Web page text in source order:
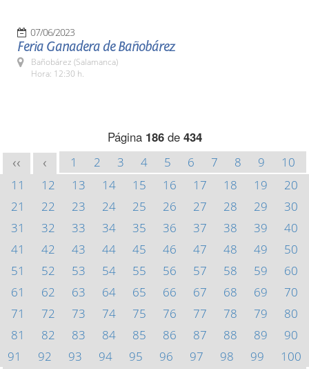
07/06/2023
Feria Ganadera de Bañobárez
Bañobárez (Salamanca)
Hora: 12:30 h.
Página 186de 434
<< < 1 2 3 4 5 6 7 8 9
10
11
12 13 14 15 16 17 18 19
20
21
22 23 24 25 26 27 28 29
30
31
32 33 34 35 36 37 38 39
40
41
42 43 44 45 46 47 48 49
50
51
52 53 54 55 56 57 58 59
60
61
62 63 64 65 66 67 68 69
70
71
72 73 74 75 76 77 78 79
80
81
82 83 84 85 86 87 88 89
90
91
92 93 94 95 96 97 98 99
100